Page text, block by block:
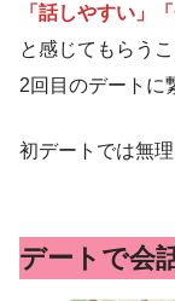
「話しやすい」
と感じてもらうこ
2回目のデートに
初デートでは無
デートで会